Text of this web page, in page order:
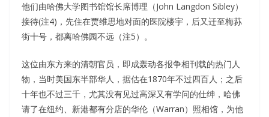
他们由哈佛大学图书馆馆长席博理（John Langdon Sibley）
接待(注4)，先住在贾维思地对面的医院楼宇，后又迁至梅荪
街十号，都离哈佛园不远（注5）。
这位由东方来的清朝官员，即成轰动各报争相刊载的热门人
物，当时美国东半部华人，据估在1870年不过四百人；之后
十年也不过三千，尤其没有见过高深又有学问的仕绅，哈佛
请了在纽约、新港都有分店的华伦（Warran）照相馆，为他